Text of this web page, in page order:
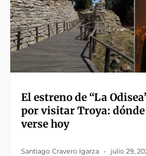
El estreno de “La
por visitar Troya: dónde
verse hoy
Santiago Cravero Igarza julio 29,